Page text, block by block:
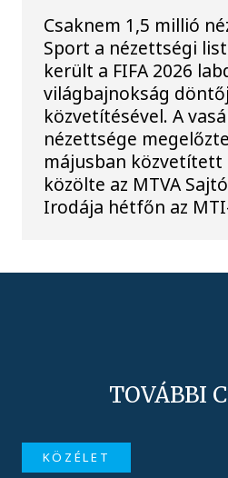
Csaknem 1,5 millió
Sport a nézettségi
került a FIFA 2026
világbajnokság
közvetítésével. A
nézettsége
májusban közvetített
közölte az MTVA
Irodája hétfőn az
TOVÁBBI
KÖZÉLET